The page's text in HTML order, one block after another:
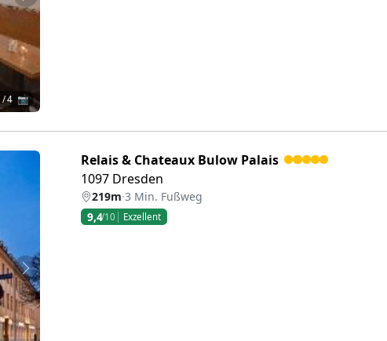
/ 4 📷
Weiter
Relais & Chateaux Bulow Palais
1097 Dresden
219m·3 Min. Fußweg
9,4/10 Exzellent